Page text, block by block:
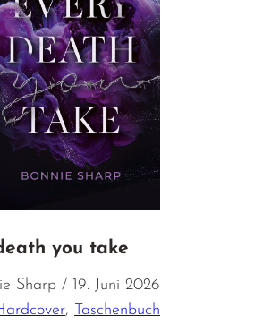
you take
Sharp / 19. Juni 2026
,
Taschenbuch